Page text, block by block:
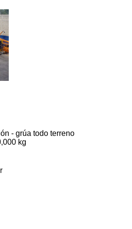
- grúa todo terreno
kg